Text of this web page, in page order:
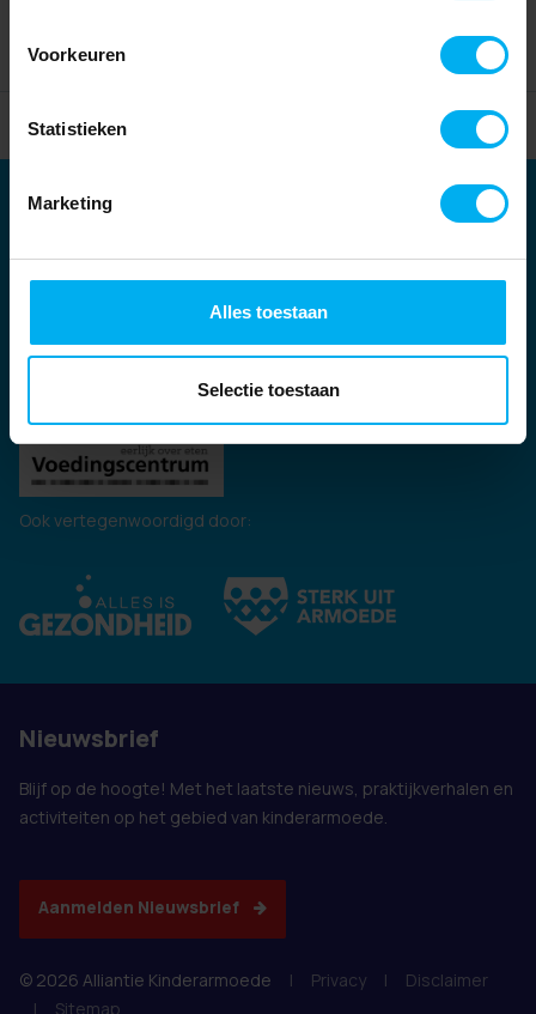
Voorkeuren
Statistieken
Marketing
Alles toestaan
Selectie toestaan
Home Partners
Partners
Kernpartners:
Ook vertegenwoordigd door:
Nieuwsbrief
Blijf op de hoogte! Met het laatste nieuws, praktijkverhalen en
activiteiten op het gebied van kinderarmoede.
Aanmelden Nieuwsbrief
© 2026 Alliantie Kinderarmoede | Privacy |
Disclaimer
|
Sitemap